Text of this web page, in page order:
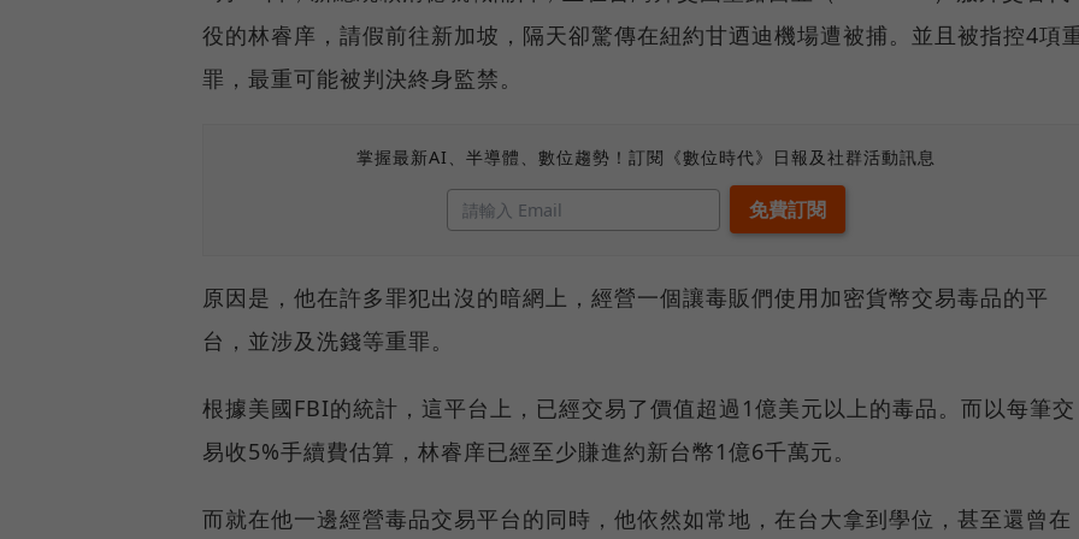
役的林睿庠，請假前往新加坡，隔天卻驚傳在紐約甘迺迪機場遭被捕。並且被指控4項
罪，最重可能被判決終身監禁。
掌握最新AI、半導體、數位趨勢！訂閱《數位時代》日報及社群活動訊息
原因是，他在許多罪犯出沒的暗網上，經營一個讓毒販們使用加密貨幣交易毒品的平
台，並涉及洗錢等重罪。
根據美國FBI的統計，這平台上，已經交易了價值超過1億美元以上的毒品。而以每筆交
易收5%手續費估算，林睿庠已經至少賺進約新台幣1億6千萬元。
而就在他一邊經營毒品交易平台的同時，他依然如常地，在台大拿到學位，甚至還曾在